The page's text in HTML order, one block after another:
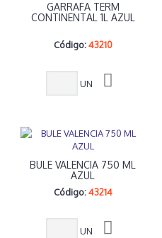
GARRAFA TERM
CONTINENTAL 1L AZUL
Código: 43210
UN
BULE VALENCIA 750 ML
AZUL
Código: 43214
UN